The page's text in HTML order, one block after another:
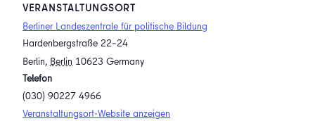
VERANSTALTUNGSORT
Berliner Landeszentrale für politische Bildung
Hardenbergstraße 22–24
Berlin, Berlin 10623 Germany
Telefon
(030) 90227 4966
Veranstaltungsort-Website anzeigen